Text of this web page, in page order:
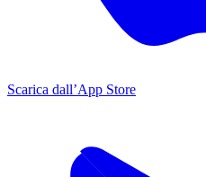
Scarica dall’App Store